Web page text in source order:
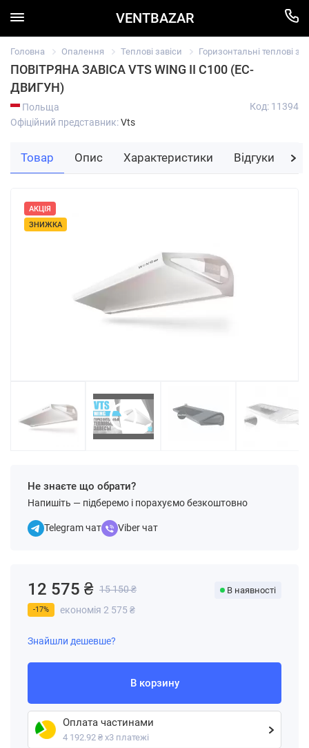
VENTBAZAR
Головна Опалення Теплові завіси Горизонтальні теплові
ПОВІТРЯНА ЗАВІСА VTS WING II C100 (EC-
ДВИГУН)
Польща
Офіційний представник:Vts
Код: 11394
АКЦІЯ
ЗНИЖКА
Не знаєте що обрати?
Напишіть — підберемо і порахуємо безкоштовно
Telegram чат Viber чат
12 575 ₴ 15 150 ₴ В наявності
-17% економія 2 575 ₴
Знайшли дешевше?
В корзину
Оплата частинами
4 192.92 ₴ х3 платежі
Товар Опис Характеристики Відгуки